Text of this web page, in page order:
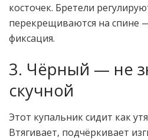
косточек. Бретели
перекрещиваются на спине
фиксация.
3. Чёрный — не
скучной
Этот купальник сидит как
Втягивает, подчёркивает